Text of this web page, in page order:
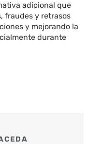
adicional que
fraudes y retrasos
y mejorando la
durante